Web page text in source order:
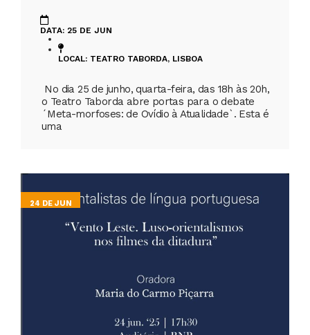
DATA: 25 DE JUN
LOCAL: TEATRO TABORDA, LISBOA
No dia 25 de junho, quarta-feira, das 18h às 20h,
o Teatro Taborda abre portas para o debate
´Meta-morfoses: de Ovídio à Atualidade`. Esta é
uma
24 DE JUN